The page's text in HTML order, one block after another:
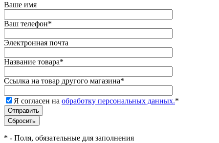
Ваше имя
Ваш телефон*
Электронная почта
Название товара*
Ссылка на товар другого магазина*
Я согласен на обработку персональных данных.*
* - Поля, обязательные для заполнения